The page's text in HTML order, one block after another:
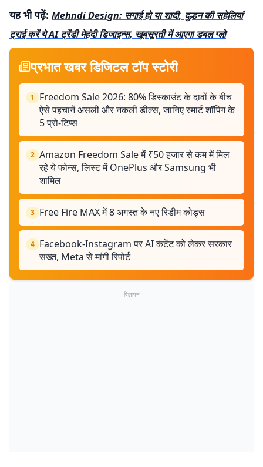
यह भी पढ़ें: Mehndi Design: सगाई हो या शादी, दुल्हन की सहेलियां
ट्राई करें ये AI ट्रेंडी मेहंदी डिजाइन्स, खूबसूरती में आएगा डबल ग्लो
प्रभात खबर डिजिटल टॉप स्टोरी
1
Freedom Sale 2026: 80% डिस्काउंट के दावों के बीच
ऐसे पहचानें असली और नकली डील्स, जानिए स्मार्ट शॉपिंग के
5 प्रो-टिप्स
2 Amazon Freedom Sale में ₹50 हजार से कम में मिल
रहे ये फोन्स, लिस्ट में OnePlus और Samsung भी
शामिल
3 Free Fire MAX में 8 अगस्त के नए रिडीम कोड्स
4 Facebook-Instagram पर AI कंटेंट को लेकर सरकार
सख्त, Meta से मांगी रिपोर्ट
विज्ञापन